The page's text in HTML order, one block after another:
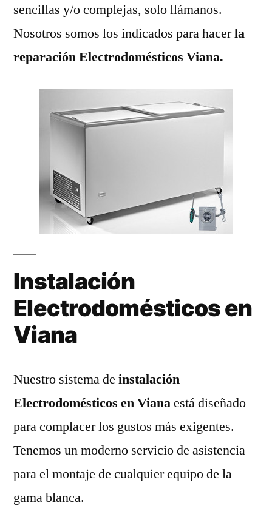
sencillas y/o complejas, solo llámanos.
Nosotros somos los indicados para hacerla
reparación Electrodomésticos Viana.
Instalación
Electrodomésticos en
Viana
Nuestro sistema de instalación
Electrodomésticos en Vianaestá diseñado
para complacer los gustos más exigentes.
Tenemos un moderno servicio de asistencia
para el montaje de cualquier equipo de la
gama blanca.